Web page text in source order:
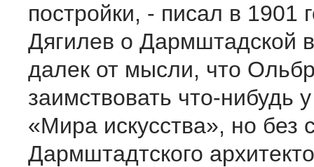
постройки, - писал в 1901
Дягилев о Дармштадской
далек от мысли, что
заимствовать что-нибудь
«Мира искусства», но без
Дармштадтского